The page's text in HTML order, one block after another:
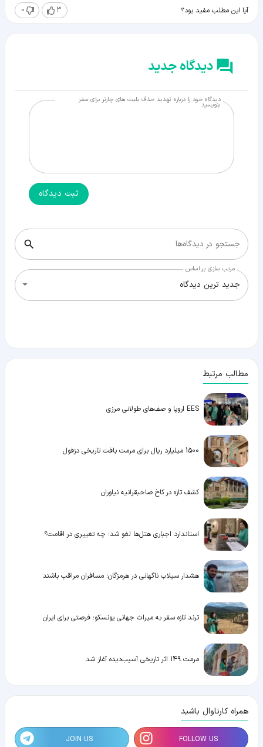
آیا این مطلب مفید بود؟ 3
0
دیدگاه جدید
دیدگاه خود را درباره تهدید حذف بلیت‌ های چارتر برای سفر
بنویسید
ثبت دیدگاه
جستجو در دیدگاه‌ها
مرتب سازی بر اساس
جدید ترین دیدگاه
مطالب مرتبط
EES اروپا و صف‌های طولانی مرزی
1500 میلیارد ریال برای مرمت بافت تاریخی دزفول
کشف تازه در کاخ صاحبقرانیه نیاوران
استاندارد اجباری هتل‌ها لغو شد؛ چه تغییری در اقامت؟
هشدار سیلاب ناگهانی در هرمزگان؛ مسافران مراقب باشند
ترند تازه سفر به میراث جهانی یونسکو؛ فرصتی برای ایران
مرمت 149 اثر تاریخی آسیب‌دیده آغاز شد
همراه کارناوال باشید
FOLLOW US
JOIN US